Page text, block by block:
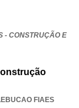
- CONSTRUÇÃO E
FIAES